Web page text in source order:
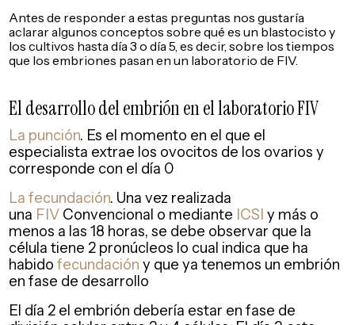
Antes de responder a estas preguntas nos gustaría
aclarar algunos conceptos sobre qué es un blastocisto y
los cultivos hasta día 3 o día 5, es decir, sobre los tiempos
que los embriones pasan en un laboratorio de FIV.
El desarrollo del embrión en el laboratorio FIV
La punción. Es el momento en el que el
especialista extrae los ovocitos de los ovarios y
corresponde con el día 0
La fecundación. Una vez realizada
una FIV Convencional o mediante ICSI y más o
menos a las 18 horas, se debe observar que la
célula tiene 2 pronúcleos lo cual indica que ha
habidofecundación y que ya tenemos un embrión
en fase de desarrollo
El día 2 el embrión debería estar en fase de